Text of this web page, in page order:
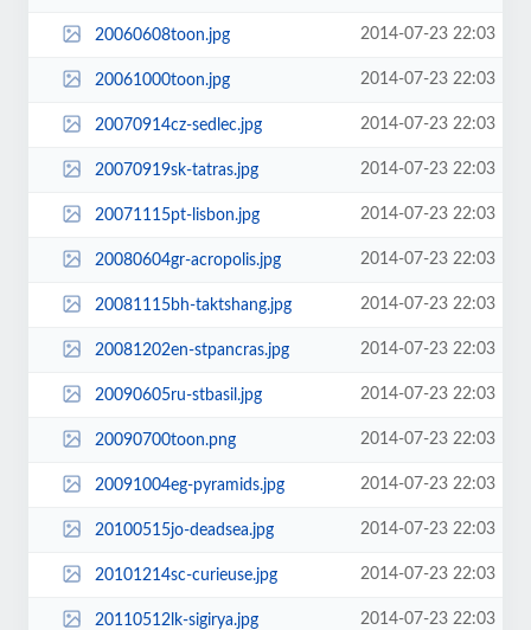
20060608toon.jpg 2014-07-23 22:03
20061000toon.jpg 2014-07-23 22:03
20070914cz-sedlec.jpg 2014-07-23 22:03
20070919sk-tatras.jpg 2014-07-23 22:03
20071115pt-lisbon.jpg 2014-07-23 22:03
20080604gr-acropolis.jpg 2014-07-23 22:03
20081115bh-taktshang.jpg 2014-07-23 22:03
20081202en-stpancras.jpg 2014-07-23 22:03
20090605ru-stbasil.jpg 2014-07-23 22:03
20090700toon.png 2014-07-23 22:03
20091004eg-pyramids.jpg 2014-07-23 22:03
20100515jo-deadsea.jpg 2014-07-23 22:03
20101214sc-curieuse.jpg 2014-07-23 22:03
20110512lk-sigirya.jpg 2014-07-23 22:03